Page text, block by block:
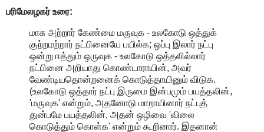
பரிமேலழகர் உரை:
மாசு அற்றார் கேண்மை மருவுக - உலகோடு ஒத்துக்
குற்றமற்றார் நட்பினையே பயில்க; ஒப்பு இலார் நட்பு
ஒன்று ஈத்தும் ஒருவுக - உலகோடு ஒத்தலில்லார்
நட்பினை அறியாது கொண்டாராயின், அவர்
வேண்டியதொன்றனைக் கொடுத்தாயினும் விடுக.
(உலகோடு ஒத்தார் நட்பு இருமை இன்பமும் பயத்தலின்,
'மருவுக' என்றும், அதனோடு மாறாயினார் நட்புத்
துன்பமே பயத்தலின், அதன் ஒழிவை 'விலை
கொடுத்தும் கொள்க' என்றும் கூறினார். இதனான்